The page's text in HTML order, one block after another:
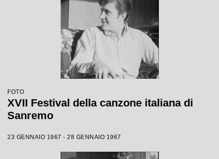
FOTO
XVII Festival della canzone italiana di
Sanremo
23 GENNAIO 1967 - 28 GENNAIO 1967